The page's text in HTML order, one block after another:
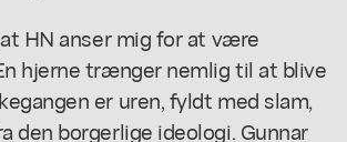
HN anser mig for at være
hjerne trænger nemlig til at blive
er uren, fyldt med slam,
den borgerlige ideologi. Gunnar